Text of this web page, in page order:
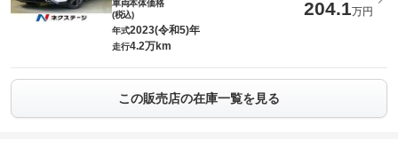
車両本体価格
(税込)
204.1万円
年式2023(令和5)年
走行4.2万km
この販売店の在庫一覧を見る